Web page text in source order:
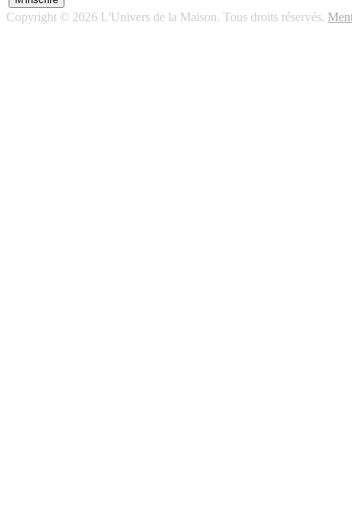
Copyright © 2026 L'Univers de la Maison. Tous droits réservés.